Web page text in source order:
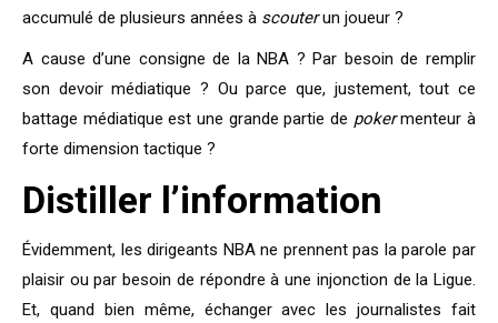
accumulé de plusieurs années à scouterun joueur ?
A cause d’une consigne de la NBA ? Par besoin de remplir
son devoir médiatique ? Ou parce que, justement, tout ce
battage médiatique est une grande partie de pokermenteur à
forte dimension tactique ?
Distiller l’information
Évidemment, les dirigeants NBA ne prennent pas la parole par
plaisir ou par besoin de répondre à une injonction de la Ligue.
Et, quand bien même, échanger avec les journalistes fait